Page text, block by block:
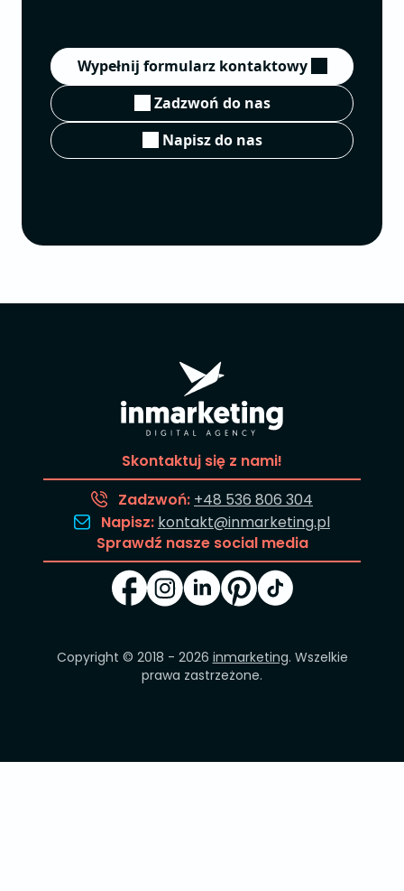
Wypełnij formularz kontaktowy
Zadzwoń do nas
Napisz do nas
Skontaktuj się z nami!
Zadzwoń: +48 536 806 304
Napisz: kontakt@inmarketing.pl
Sprawdź nasze social media
Copyright © 2018 - 2026 inmarketing. Wszelkie
prawa zastrzeżone.